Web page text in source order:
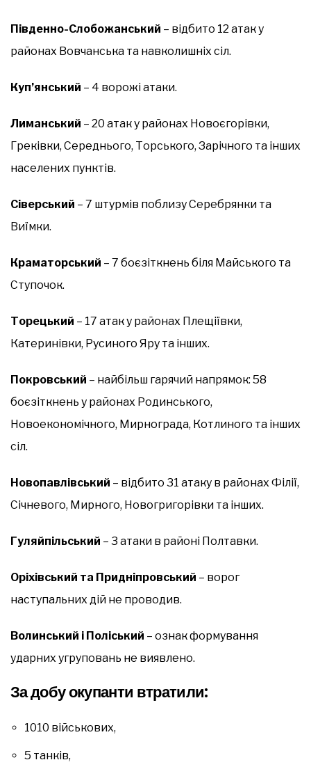
Південно-Слобожанський – відбито 12 атак у
районах Вовчанська та навколишніх сіл.
Куп’янський – 4 ворожі атаки.
Лиманський – 20 атак у районах Новоєгорівки,
Греківки, Середнього, Торського, Зарічного та інших
населених пунктів.
Сіверський – 7 штурмів поблизу Серебрянки та
Виїмки.
Краматорський – 7 боєзіткнень біля Майського та
Ступочок.
Торецький – 17 атак у районах Плещіївки,
Катеринівки, Русиного Яру та інших.
Покровський – найбільш гарячий напрямок: 58
боєзіткнень у районах Родинського,
Новоекономічного, Мирнограда, Котлиного та інших
сіл.
Новопавлівський – відбито 31 атаку в районах Філії,
Січневого, Мирного, Новогригорівки та інших.
Гуляйпільський – 3 атаки в районі Полтавки.
Оріхівський та Придніпровський – ворог
наступальних дій не проводив.
Волинський і Поліський – ознак формування
ударних угруповань не виявлено.
За добу окупанти втратили:
1010 військових,
5 танків,